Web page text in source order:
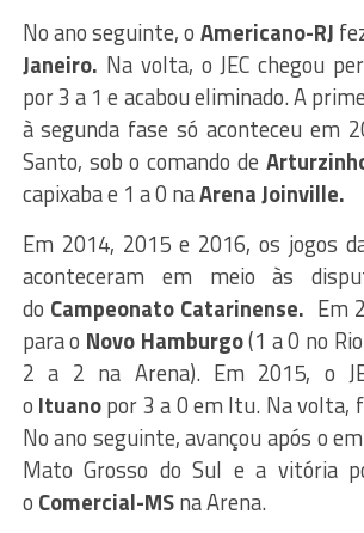
No ano seguinte, o Americano-RJ
Janeiro. Na volta, o JEC chegou
por 3 a 1 e acabou eliminado. A
à segunda fase só aconteceu em
Santo, sob o comando de
capixaba e 1 a 0 naArena Joinville.
Em 2014, 2015 e 2016, os jogos
aconteceram em meio às
do Campeonato Catarinense. Em
para o Novo Hamburgo(1 a 0 no
2 a 2 na Arena). Em 2015, o
o Ituanopor 3 a 0 em Itu. Na volta,
No ano seguinte, avançou após o
Mato Grosso do Sul e a vitória
o Comercial-MSna Arena.